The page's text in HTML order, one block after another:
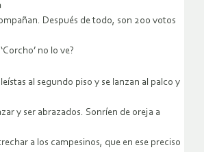
Después de todo, son 200 votos
no lo ve?
al segundo piso y se lanzan al palco y
y ser abrazados. Sonríen de oreja a
a los campesinos, que en ese preciso